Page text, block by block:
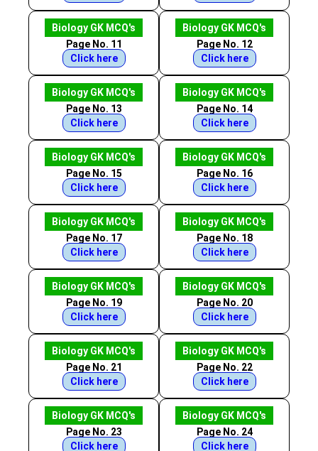
Biology GK MCQ's
Page No. 11
Click here
Biology GK MCQ's
Page No. 12
Click here
Biology GK MCQ's
Page No. 13
Click here
Biology GK MCQ's
Page No. 14
Click here
Biology GK MCQ's
Page No. 15
Click here
Biology GK MCQ's
Page No. 16
Click here
Biology GK MCQ's
Page No. 17
Click here
Biology GK MCQ's
Page No. 18
Click here
Biology GK MCQ's
Page No. 19
Click here
Biology GK MCQ's
Page No. 20
Click here
Biology GK MCQ's
Page No. 21
Click here
Biology GK MCQ's
Page No. 22
Click here
Biology GK MCQ's
Page No. 23
Click here
Biology GK MCQ's
Page No. 24
Click here